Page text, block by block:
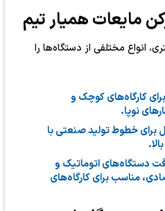
مایعات همیار تیم
انواع مختلفی از دستگاه‌ها را
کارگاه‌های کوچک و
نوپا.
برای خطوط تولید صنعتی با
دستگاه‌های اتوماتیک و
مناسب برای کارگاه‌های